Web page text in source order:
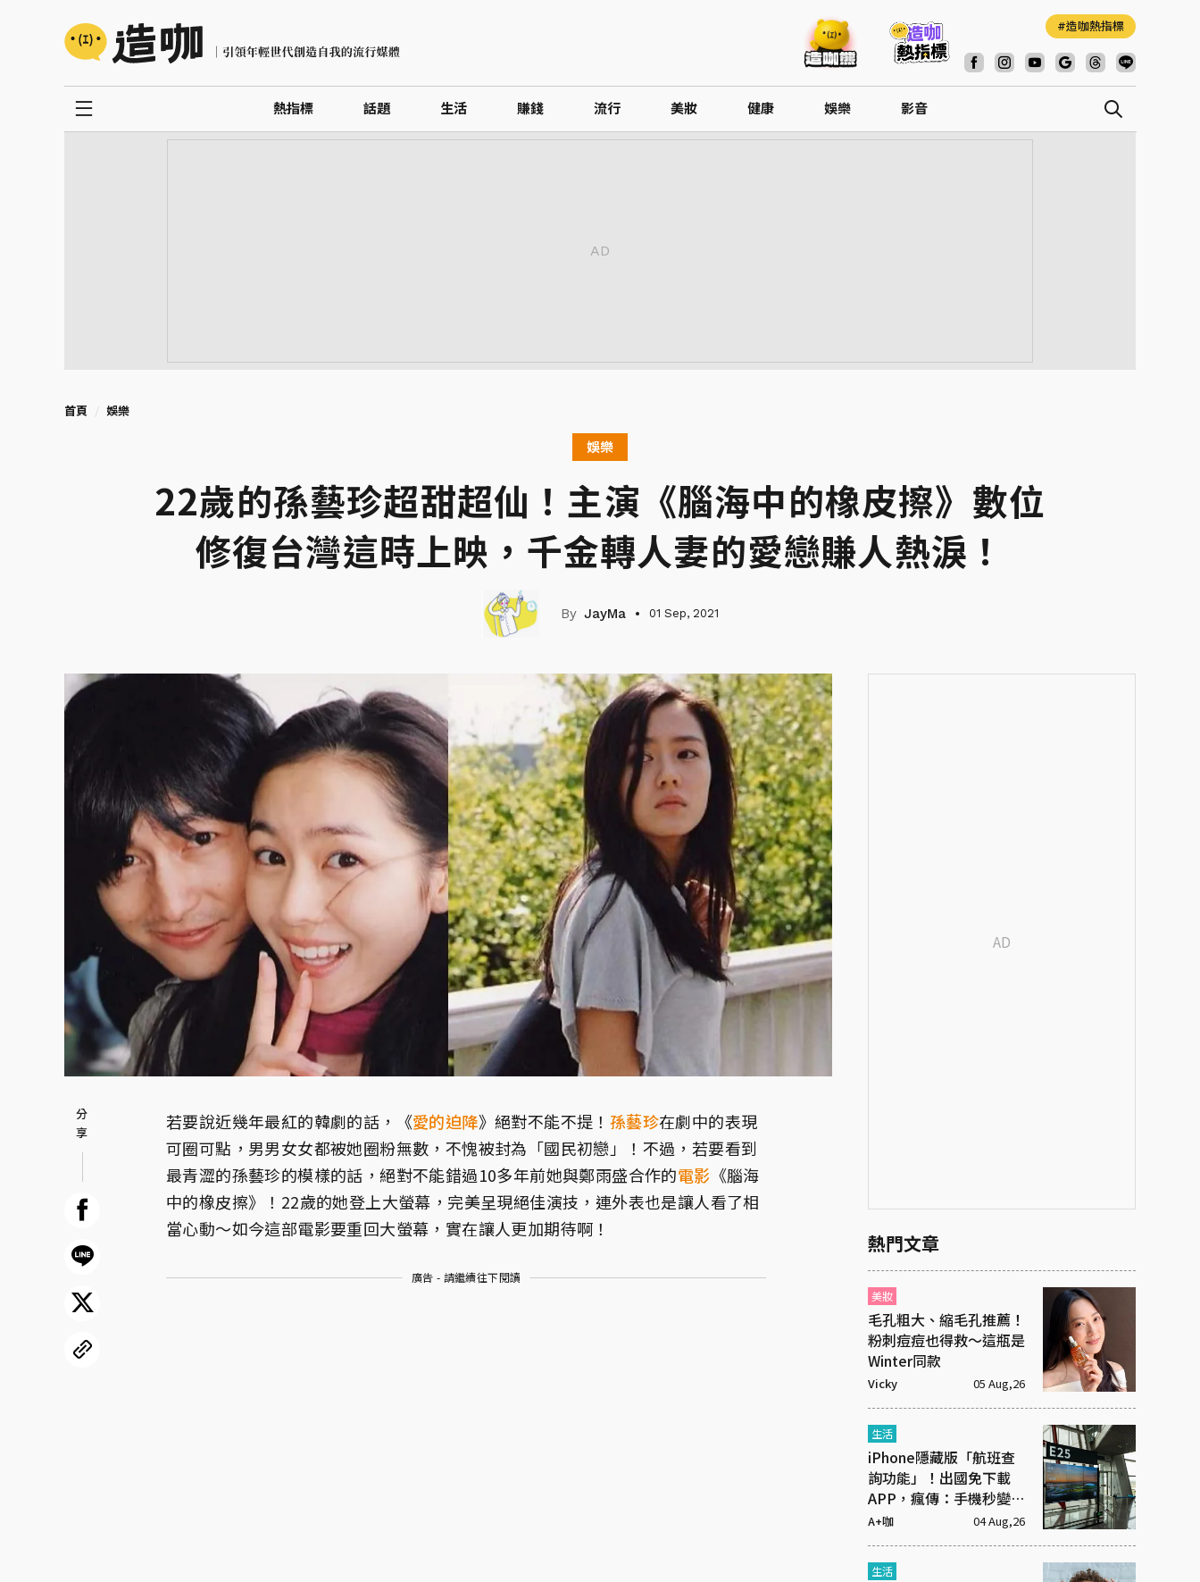
造咖熱指標
熱指標 話題 生活 賺錢 流行 美妝 健康 娛樂 影音
首頁 娛樂
娛樂
22歲的孫藝珍超甜超仙！主演《腦海中的橡皮擦》數位
修復台灣這時上映，千金轉人妻的愛戀賺人熱淚！
JayMa 01 Sep, 2021
若要說近幾年最紅的韓劇的話，《愛的迫降》絕對不能不提！ 孫藝珍在劇中的表現
可圈可點，男男女女都被她圈粉無數，不愧被封為「國民初戀」！不過，若要看到
最青澀的孫藝珍的模樣的話，絕對不能錯過10多年前她與鄭雨盛合作的電影 《腦海
中的橡皮擦》！22歲的她登上大螢幕，完美呈現絕佳演技，連外表也是讓人看了相
當心動～如今這部電影要重回大螢幕，實在讓人更加期待啊！
廣告 - 請繼續往下閱讀
熱門文章
美妝
毛孔粗大、縮毛孔推薦！
粉刺痘痘也得救～這瓶是
Winter同款
Vicky 05 Aug,26
生活
iPhone隱藏版「航班查
詢功能」！出國免下載
APP，瘋傳：手機秒變機
場看板
A+咖 04 Aug,26
生活